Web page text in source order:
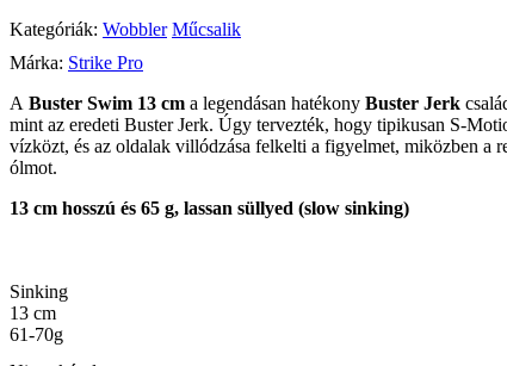
Kategóriák: Wobbler Műcsalik
Márka: Strike Pro
A Buster Swim 13 cm a legendásan hatékony Buster Jerk
mint az eredeti Buster Jerk. Úgy tervezték, hogy tipikusan S-
vízközt, és az oldalak villódzása felkelti a figyelmet, miközben a
ólmot.
13 cm hosszú és 65 g, lassan süllyed (slow sinking)
Sinking
13 cm
61-70g